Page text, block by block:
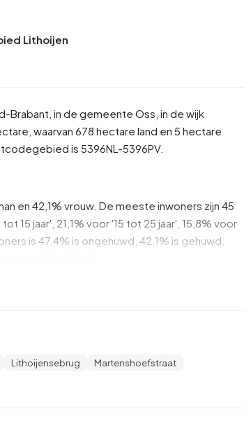
Lithoijen
Brabant , in de gemeente Oss , in de wijk
waarvan 678 hectare land en 5 hectare
is 5396NL-5396PV.
en 42,1% vrouw. De meeste inwoners zijn 45
15 jaar', 21,1% voor '15 tot 25 jaar', 15,8% voor
is 47,4% is ongehuwd, 42,1% is gehuwd,
zijn eenpersoonshuishoudens, 0,0%
uitkering. De grootste groep is die met een
Lithoijensebrug
Martenshoefstraat